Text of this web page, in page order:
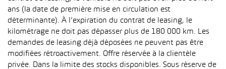
ans (la date de première mise en circulation est
déterminante). À l’expiration du contrat de leasing, le
kilométrage ne doit pas dépasser plus de 180 000 km. Les
demandes de leasing déjà déposées ne peuvent pas être
modifiées rétroactivement. Offre réservée à la clientèle
privée. Dans la limite des stocks disponibles. Sous réserve de